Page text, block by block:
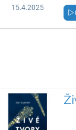
15.4.2025